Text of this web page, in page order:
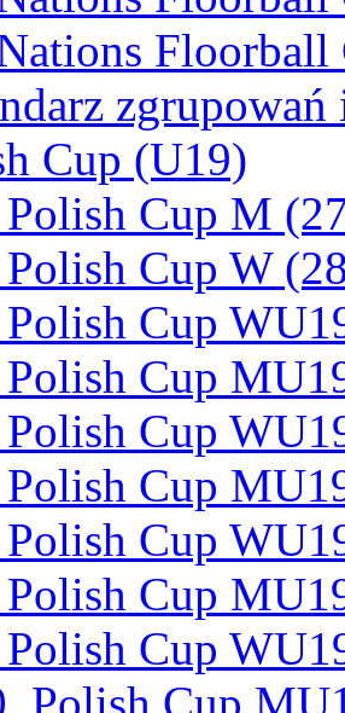
Floorball
Cup (U19)
Polish Cup M
Cup W
Cup
Cup
Cup
Cup
Cup
Cup
Cup
Polish Cup